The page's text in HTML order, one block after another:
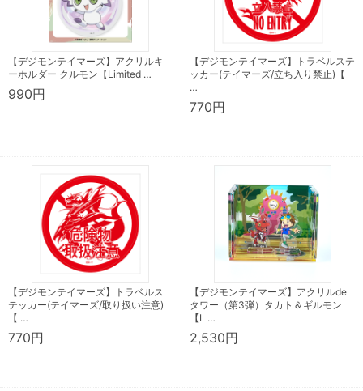
【デジモンテイマーズ】アクリルキ
ーホルダー クルモン【Limited …
990円
【デジモンテイマーズ】トラベルステ
ッカー(テイマーズ/立ち入り禁止)【
…
770円
【デジモンテイマーズ】トラベルス
テッカー(テイマーズ/取り扱い注意)
【 …
770円
【デジモンテイマーズ】アクリルde
タワー（第3弾）タカト＆ギルモン
【L …
2,530円